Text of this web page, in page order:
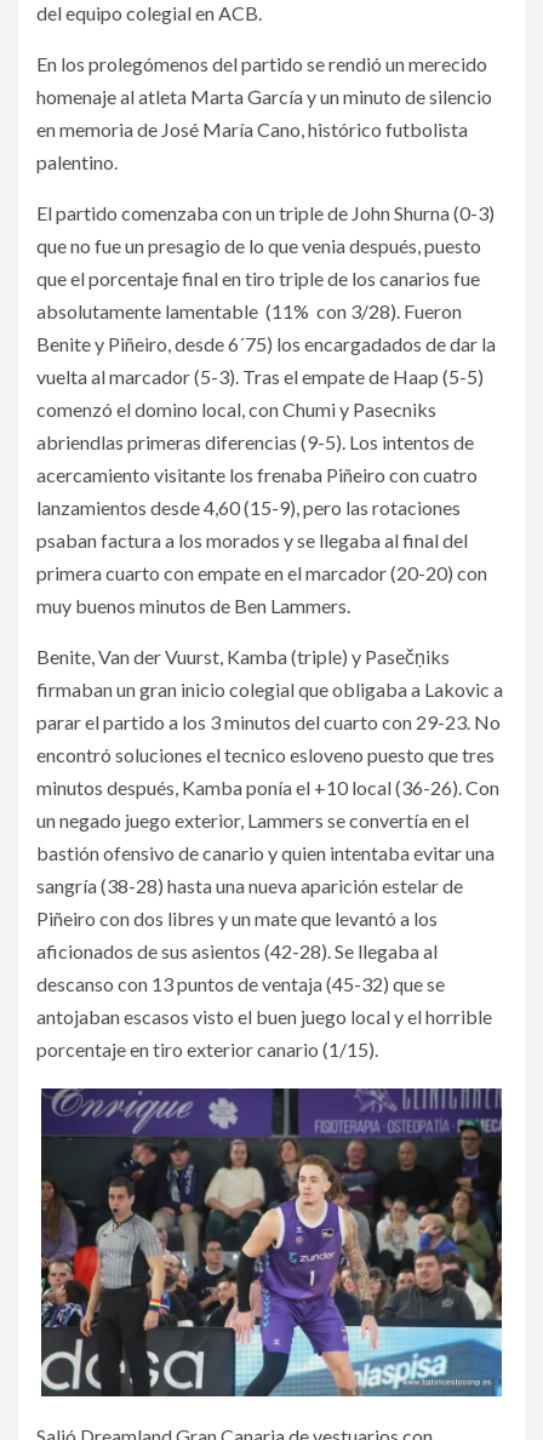
del equipo colegial en ACB.
En los prolegómenos del partido se rendió un merecido
homenaje al atleta Marta García y un minuto de silencio
en memoria de José María Cano, histórico futbolista
palentino.
El partido comenzaba con un triple de John Shurna (0-3)
que no fue un presagio de lo que venia después, puesto
que el porcentaje final en tiro triple de los canarios fue
absolutamente lamentable (11% con 3/28). Fueron
Benite y Piñeiro, desde 6´75) los encargadados de dar la
vuelta al marcador (5-3). Tras el empate de Haap (5-5)
comenzó el domino local, con Chumi y Pasecniks
abriendlas primeras diferencias (9-5). Los intentos de
acercamiento visitante los frenaba Piñeiro con cuatro
lanzamientos desde 4,60 (15-9), pero las rotaciones
psaban factura a los morados y se llegaba al final del
primera cuarto con empate en el marcador (20-20) con
muy buenos minutos de Ben Lammers.
Benite, Van der Vuurst, Kamba (triple) y Pasečņiks
firmaban un gran inicio colegial que obligaba a Lakovic a
parar el partido a los 3 minutos del cuarto con 29-23. No
encontró soluciones el tecnico esloveno puesto que tres
minutos después, Kamba ponía el +10 local (36-26). Con
un negado juego exterior, Lammers se convertía en el
bastión ofensivo de canario y quien intentaba evitar una
sangría (38-28) hasta una nueva aparición estelar de
Piñeiro con dos libres y un mate que levantó a los
aficionados de sus asientos (42-28). Se llegaba al
descanso con 13 puntos de ventaja (45-32) que se
antojaban escasos visto el buen juego local y el horrible
porcentaje en tiro exterior canario (1/15).
Salió Dreamland Gran Canaria de vestuarios con